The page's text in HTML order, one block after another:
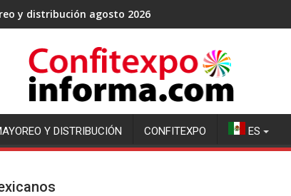
y distribución agosto 2026
Y DISTRIBUCIÓN CONFITEXPO ES